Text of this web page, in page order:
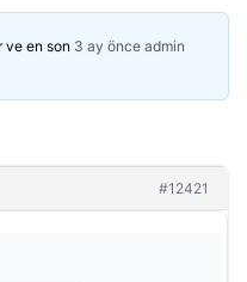
ve en son 3 ay önce admin
#12421